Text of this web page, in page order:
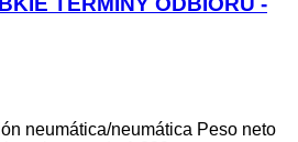
neumática/neumática Peso neto